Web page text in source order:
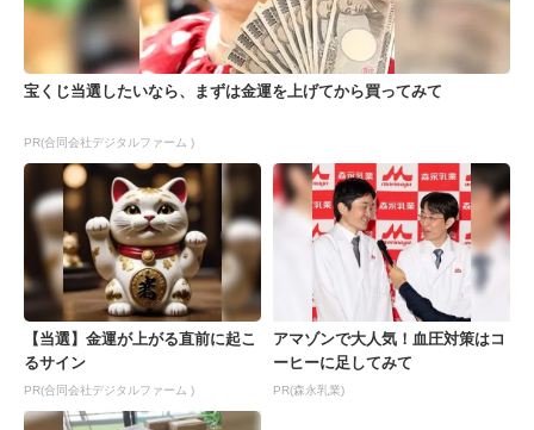
宝くじ当選したいなら、まずは金運を上げてから買ってみて
PR(合同会社デジタルファーム )
【当選】金運が上がる直前に起こ
るサイン
PR(合同会社デジタルファーム )
アマゾンで大人気！血圧対策はコ
ーヒーに足してみて
PR(森永乳業)